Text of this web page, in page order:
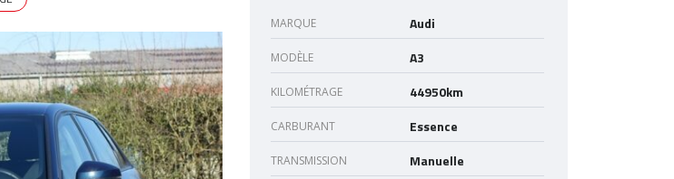
MARQUE Audi
MODÈLE A3
KILOMÉTRAGE 44950km
CARBURANT Essence
TRANSMISSION Manuelle